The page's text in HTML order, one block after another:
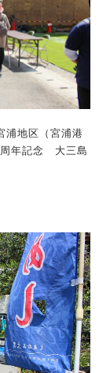
浦地区（宮浦港
周年記念 大三島